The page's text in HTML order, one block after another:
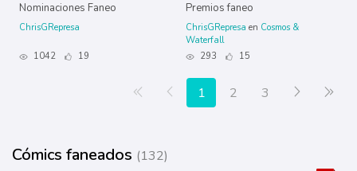
Nominaciones Faneo
ChrisGRepresa
1042 19
Premios faneo
ChrisGRepresa en Cosmos &
Waterfall
293
15
Primera página
Anterior
1 2 3 Siguiente
Cómics faneados (132)